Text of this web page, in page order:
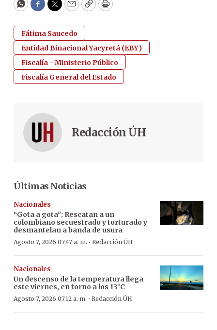
WhatsApp
Facebook
Twitter
EmailCopyPrint
Fátima Saucedo
Entidad Binacional Yacyretá (EBY)
Fiscalía - Ministerio Público
Fiscalía General del Estado
Redacción ÚH
Últimas Noticias
Nacionales
“Gota a gota": Rescatan a un
colombiano secuestrado y torturado y
desmantelan a banda de usura
Agosto 7, 2026 07:47 a. m. · Redacción ÚH
Nacionales
Un descenso de la temperatura llega
este viernes, en torno a los 13°C
Agosto 7, 2026 07:12 a. m. · Redacción ÚH